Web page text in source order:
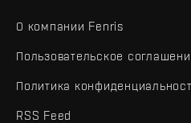
О компании Fenris
Пользовательское
Политика
RSS Feed